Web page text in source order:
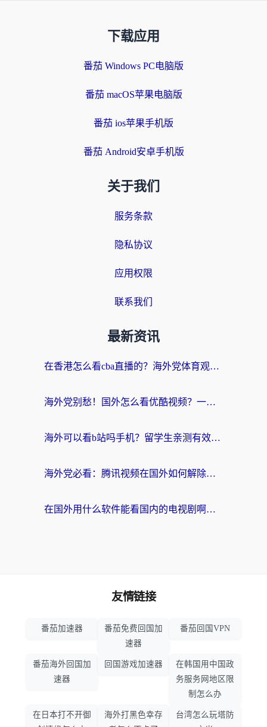
下载应用
番茄 Windows PC电脑版
番茄 macOS苹果电脑版
番茄 ios苹果手机版
番茄 Android安卓手机版
关于我们
服务条款
隐私协议
应用权限
联系我们
最新资讯
在香港怎么看cba直播的？海外党体育观赛终极指南：告别版权限制，畅享中文解说
海外党别愁！国外怎么看优酷视频？一招解决追剧、看直播难题
海外可以看b站吗手机？留学生亲测有效的回国加速指南
海外党必看：腾讯视频在国外如何解除地域限制？附优酷咪咕使用指南
在国外用什么软件能看国内的电视剧啊？留学生亲测有效的回国加速方案
友情链接
番茄加速器
番茄免费回国加
速器
番茄回国VPN
番茄海外回国加
速器
回国游戏加速器
在韩国用中国政
务服务网地区限
制怎么办
在日本打不开御
海外打黑色幸存
台湾怎么玩塔防